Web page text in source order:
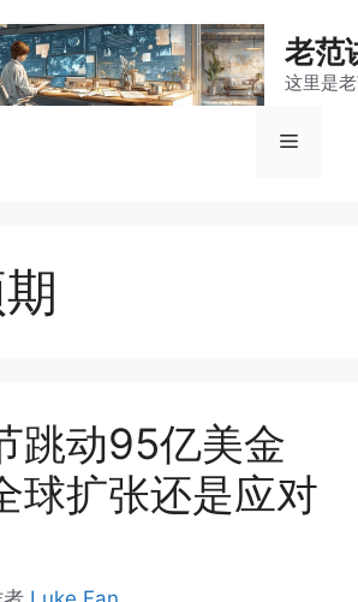
老范
这里是
菜
跳动95亿美金
球扩张还是应对